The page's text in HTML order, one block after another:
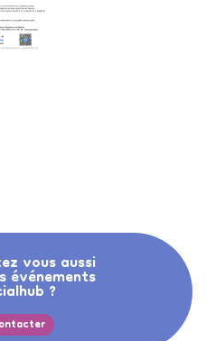
vous aussi
?